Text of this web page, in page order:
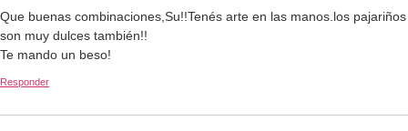
Que buenas combinaciones,Su!!Tenés arte en las manos.los pajariños
son muy dulces también!!
Te mando un beso!
Responder